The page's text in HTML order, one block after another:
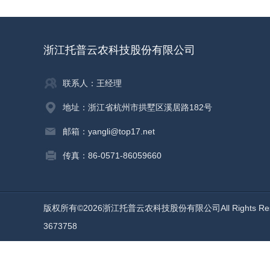
浙江托普云农科技股份有限公司
联系人：王经理
地址：浙江省杭州市拱墅区溪居路182号
邮箱：yangli@top17.net
传真：86-0571-86059660
版权所有©2026浙江托普云农科技股份有限公司All Rights
3673758